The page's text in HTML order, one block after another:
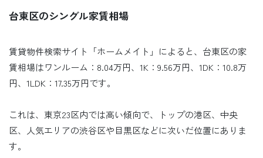
台東区のシングル家賃相場
賃貸物件検索サイト「ホームメイト」によると、台東区の家
賃相場はワンルーム：8.04万円、1K：9.56万円、1DK：10.8万
円、1LDK：17.35万円です。
これは、東京23区内では高い傾向で、トップの港区、中央
区、人気エリアの渋谷区や目黒区などに次いだ位置にありま
す。